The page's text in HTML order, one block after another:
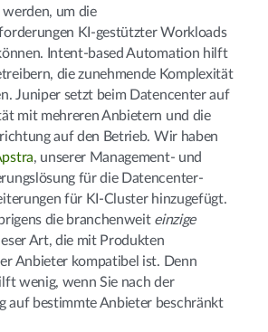
um die
KI-gestützter Workloads
Intent-based Automation hilft
die zunehmende Komplexität
Juniper setzt beim Datencenter auf
mit mehreren Anbietern und die
auf den Betrieb. Wir haben
, unserer Management- und
für die Datencenter-
für KI-Cluster hinzugefügt.
die branchenweit einzige
Art, die mit Produkten
Anbieter kompatibel ist. Denn
wenig, wenn Sie nach der
auf bestimmte Anbieter beschränkt